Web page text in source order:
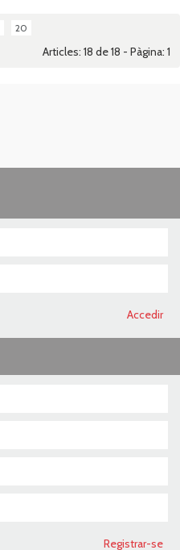
20
Articles: 18 de 18 - Pàgina: 1